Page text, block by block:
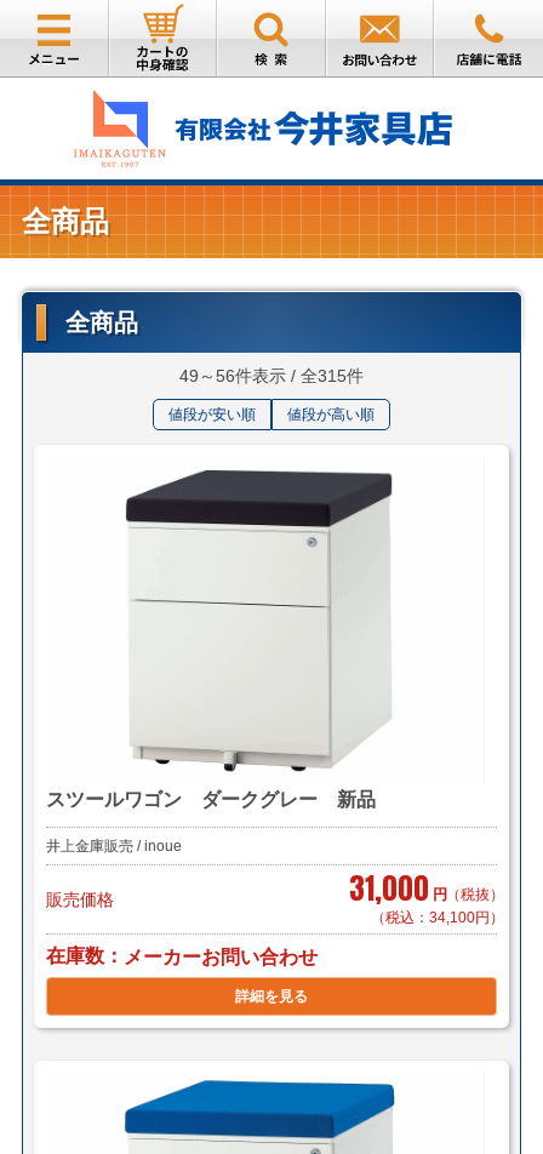
全商品
全商品
49～56件表示 / 全315件
値段が安い順 値段が高い順
スツールワゴン ダークグレー 新品
井上金庫販売 / inoue
販売価格 31,000 円 （税抜）
（税込：34,100円）
在庫数 メーカーお問い合わせ
詳細を見る